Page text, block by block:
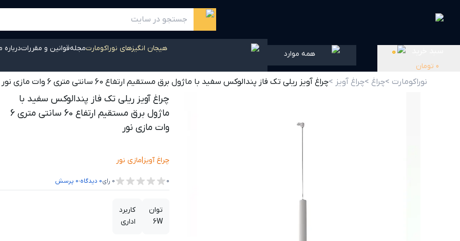
همه موارد
0 تومان
0 هیجان انگیزهای نوراکومارتمجلهقوانین و مقرراتدرباره
نوراکومارت >چراغ >چراغ آویز >چراغ آویز ریلی تک فاز پندالوکس سفید با ماژول برق مستقیم ارتفاع 60 سانتی متری 6 وات مازی نور
چراغ آویز ریلی تک فاز پندالوکس سفید با
ماژول برق مستقیم ارتفاع 60 سانتی متری 6
وات مازی نور
چراغ آویز|مازی نور
0
0 رای0 دیدگاه،0 پرسش
توان
6W
کاربرد
اداری